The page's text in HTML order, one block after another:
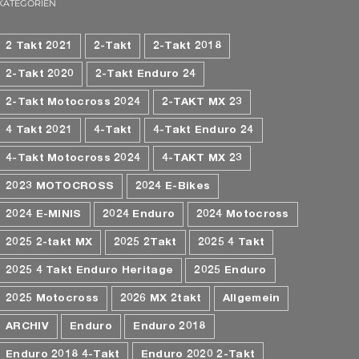
2 Takt 2021 2-Takt 2-Takt 2018
2-Takt 2020 2-Takt Enduro 24
2-Takt Motocross 2024 2-TAKT MX 23
4 Takt 2021 4-Takt 4-Takt Enduro 24
4-Takt Motocross 2024 4-TAKT MX 23
2023 MOTOCROSS 2024 E-Bikes
2024 E-MINIS 2024 Enduro 2024 Motocross
2025 2-takt MX 2025 2Takt 2025 4 Takt
2025 4 Takt Enduro Heritage 2025 Enduro
2025 Motocross 2026 MX 2takt Allgemein
ARCHIV Enduro Enduro 2018
Enduro 2018 4-Takt Enduro 2020 2-Takt